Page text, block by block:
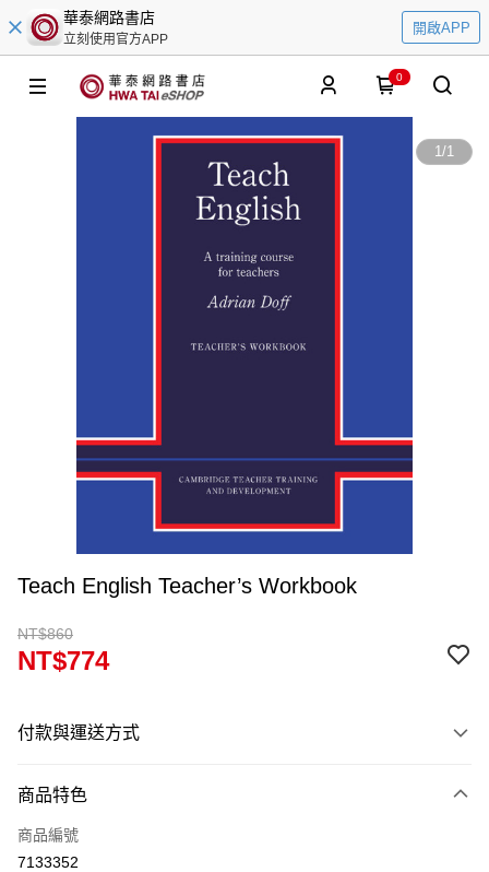
華泰網路書店
立刻使用官方APP
開啟APP
0
1/1
Teach English Teacher’s Workbook
NT$860
NT$774
付款與運送方式
信用卡一次付款
超商取貨付款
商品特色
商品編號
7133352